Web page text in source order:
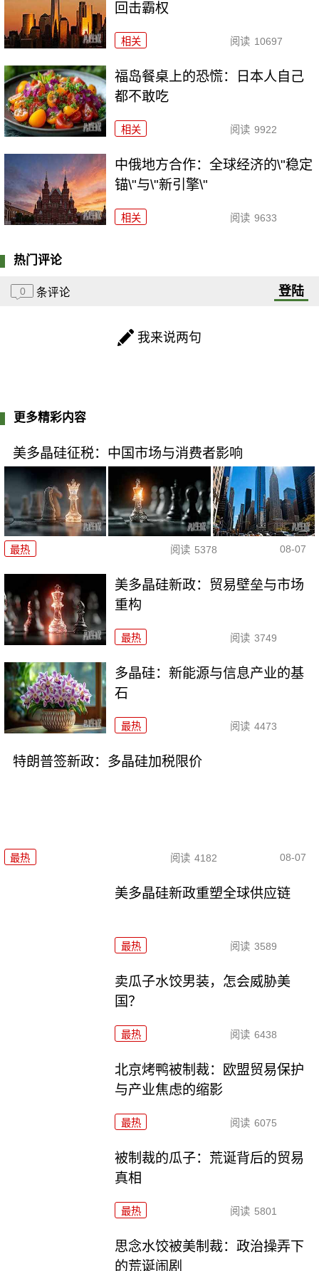
回击霸权
相关 阅读 10697
福岛餐桌上的恐慌：日本人自己
都不敢吃
相关 阅读 9922
中俄地方合作：全球经济的\"稳定
锚\"与\"新引擎\"
相关 阅读 9633
热门评论
0 条评论 登陆
我来说两句
更多精彩内容
美多晶硅征税：中国市场与消费者影响
最热 阅读 5378 08-07
美多晶硅新政：贸易壁垒与市场
重构
最热 阅读 3749
多晶硅：新能源与信息产业的基
石
最热 阅读 4473
特朗普签新政：多晶硅加税限价
最热 阅读 4182 08-07
美多晶硅新政重塑全球供应链
最热 阅读 3589
卖瓜子水饺男装，怎会威胁美
国？
最热 阅读 6438
北京烤鸭被制裁：欧盟贸易保护
与产业焦虑的缩影
最热 阅读 6075
被制裁的瓜子：荒诞背后的贸易
真相
最热 阅读 5801
思念水饺被美制裁：政治操弄下
的荒诞闹剧